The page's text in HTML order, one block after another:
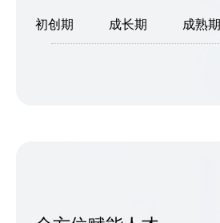
初创期 成长期 成熟期